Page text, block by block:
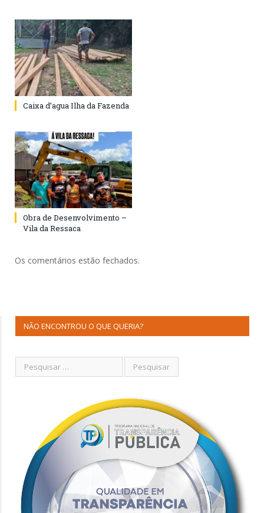
Caixa d’agua Ilha da Fazenda
Obra de Desenvolvimento –
Vila da Ressaca
Os comentários estão fechados.
NÃO ENCONTROU O QUE QUERIA?